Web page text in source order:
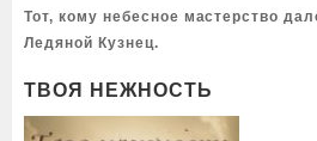
Тот, кому небесное мастерство
Ледяной Кузнец.
ТВОЯ НЕЖНОСТЬ